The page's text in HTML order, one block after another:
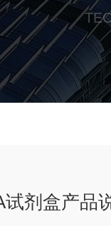
剂盒产品